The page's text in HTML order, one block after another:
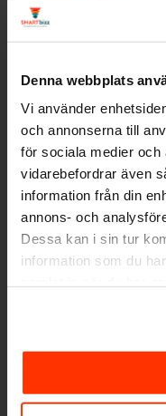
Denna webbplats
Vi använder
och annonserna till
för sociala medier
vidarebefordrar även
information från din
annons- och
Dessa kan i sin tur
information som du